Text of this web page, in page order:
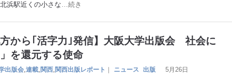
浜駅近くの小さな …続き
方から｢活字力｣発信】大阪大学出版会 社会に
」を還元する使命
出版会,連載, 関西, 関西出版レポート ｜ ニュース 出版 5月26日